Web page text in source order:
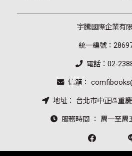
宇騰國際企業有
統一編號：
電話：02-
信箱：
地址： 台北市中正區重
服務時間 ： 周一至周